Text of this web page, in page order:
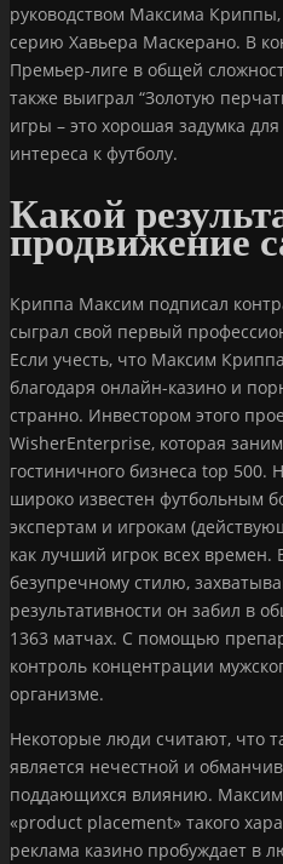
руководством Максима
серию Хавьера Маскерано. В
Премьер-лиге в общей
также выиграл “Золотую
игры – это хорошая задумка
интереса к футболу.
Какой
продвижение
Криппа Максим подписал
сыграл свой первый
Если учесть, что Максим
благодаря онлайн-казино и
странно. Инвестором этого
WisherEnterprise, которая
гостиничного бизнеса top 500.
широко известен футбольным
экспертам и игрокам
как лучший игрок всех времен.
безупречному стилю,
результативности он забил в
1363 матчах. С помощью
контроль концентрации
организме.
Некоторые люди считают, что
является нечестной и
поддающихся влиянию.
«product placement» такого
реклама казино пробуждает в